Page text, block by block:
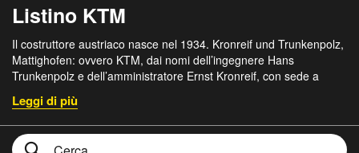
Listino KTM
Il costruttore austriaco nasce nel 1934. Kronreif und Trunkenpolz,
Mattighofen: ovvero KTM, dai nomi dell’ingegnere Hans
Trunkenpolz e dell’amministratore Ernst Kronreif, con sede a
artigianale, poi sviluppata con successo nei primi modelli enduro,
di piccola cilindrata. Nel corso degli anni vicende sociali e
finanziarie hanno visto la gamma concentrarsi su fronti diversi ma